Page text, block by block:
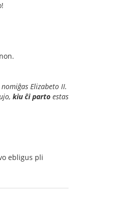
nomiĝas Elizabeto II.
kiu ĉi parto estas
ebligus pli